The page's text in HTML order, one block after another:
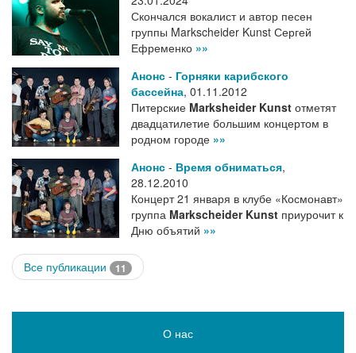
Скончался вокалист и автор песен
группы Markscheider Kunst Сергей
Ефременко »»
Анонс - Горняки карибского
бассейна, 01.11.2012
Питерские Marksheider Kunst отметят
двадцатилетие большим концертом в
родном городе »»
Анонс - Время обниматься,
28.12.2010
Концерт 21 января в клубе «Космонавт»
группа Markscheider Kunst приурочит к
Дню объятий »»
Все публикации 11
О нас